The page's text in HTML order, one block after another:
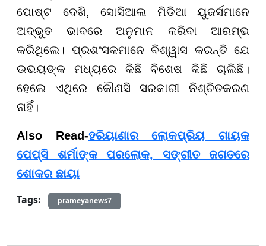
ପୋଷ୍ଟ ଦେଖି, ସୋସିଆଲ ମିଡିଆ ୟୁଜର୍ସମାନେ
ଅଦ୍ଭୁତ ଭାବରେ ଅନୁମାନ କରିବା ଆରମ୍ଭ
କରିଥିଲେ। ପ୍ରଶଂସକମାନେ ବିଶ୍ୱାସ କରନ୍ତି ଯେ
ଉଭୟଙ୍କ ମଧ୍ୟରେ କିଛି ବିଶେଷ କିଛି ଚାଲିଛି।
ହେଲେ ଏଥିରେ କୌଣସି ସରକାରୀ ନିଶ୍ଚିତକରଣ
ନାହିଁ।
Also Read-ହରିୟାଣାର ଲୋକପ୍ରିୟ ଗାୟକ
ପେପ୍ସି ଶର୍ମାଙ୍କ ପରଲୋକ, ସଙ୍ଗୀତ ଜଗତରେ
ଶୋକର ଛାୟା
Tags:
prameyanews7